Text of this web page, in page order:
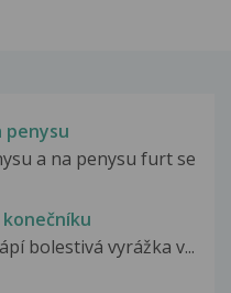
penysu
a na penysu furt se
bolestivá vyrážka v...